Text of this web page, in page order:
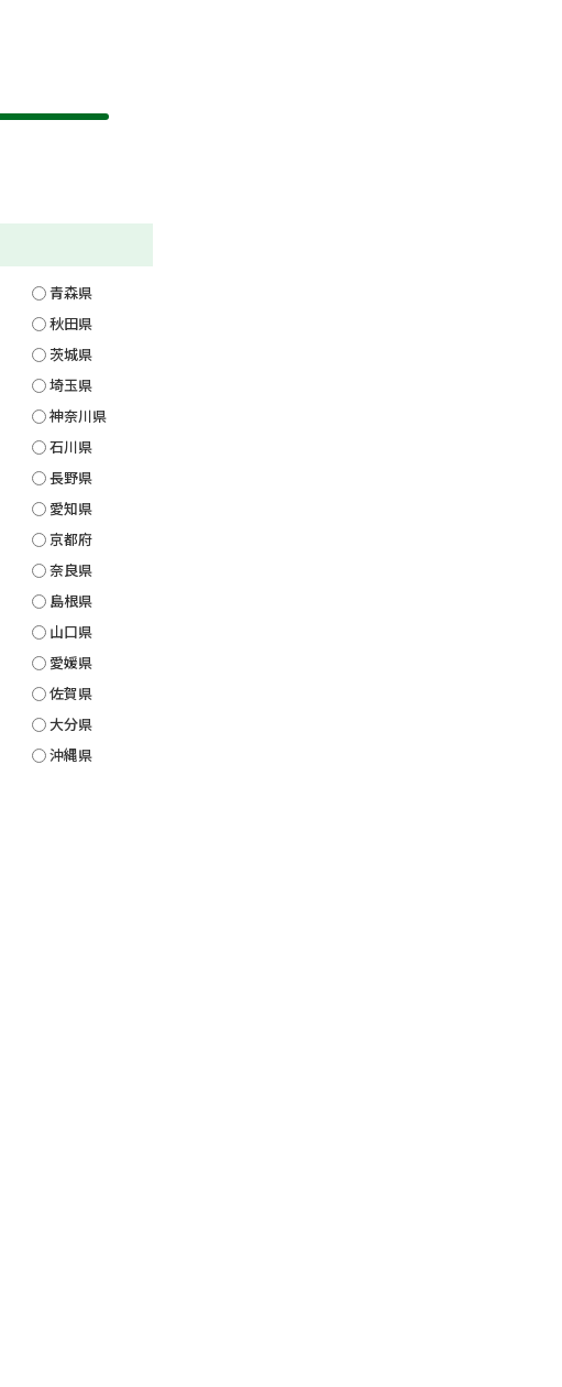
青森県
秋田県
茨城県
埼玉県
神奈川県
石川県
長野県
愛知県
京都府
奈良県
島根県
山口県
愛媛県
佐賀県
大分県
沖縄県